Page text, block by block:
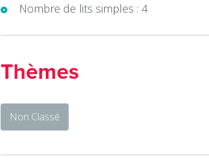
Nombre de lits simples : 4
Thèmes
Non Classé